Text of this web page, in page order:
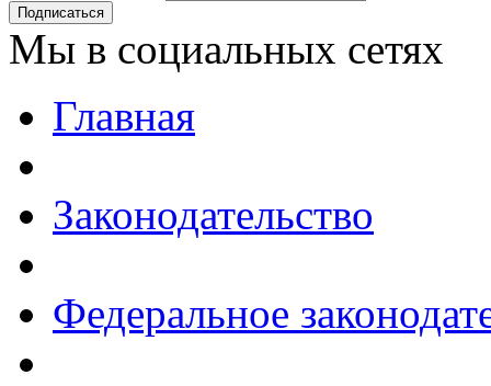
Подписаться
Мы в социальных сетях
Главная
Законодательство
Федеральное